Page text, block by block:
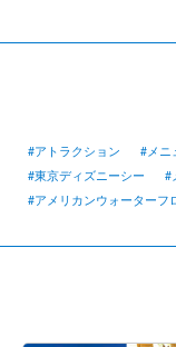
#アトラクション #メニ
#東京ディズニーシー
#
#アメリカンウォーターフ